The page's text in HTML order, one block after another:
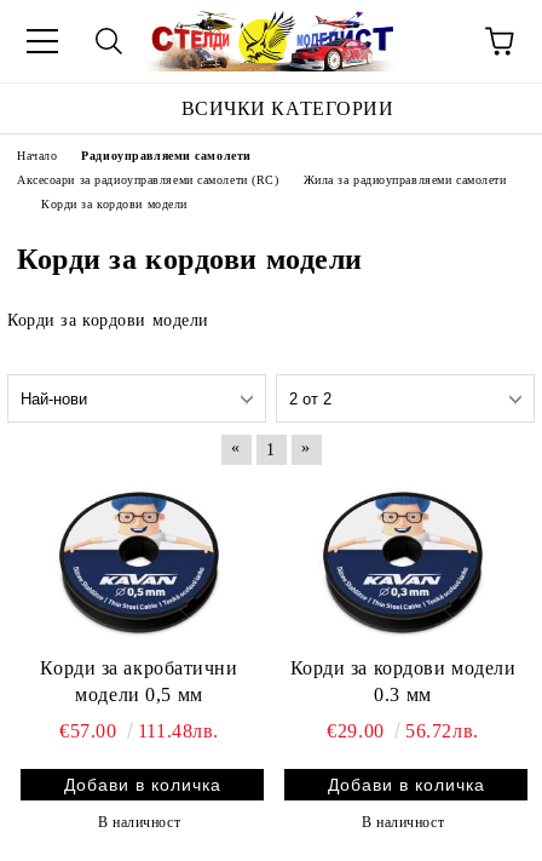
ВСИЧКИ КАТЕГОРИИ
Начало
Радиоуправляеми самолети
Аксесоари за радиоуправляеми самолети (RC)
Жила за радиоуправляеми самолети
Корди за кордови модели
Корди за кордови модели
Корди за кордови модели
« 1 »
Корди за акробатични
модели 0,5 мм
€57.00
111.48лв.
В наличност
Корди за кордови модели
0.3 мм
€29.00
56.72лв.
В наличност